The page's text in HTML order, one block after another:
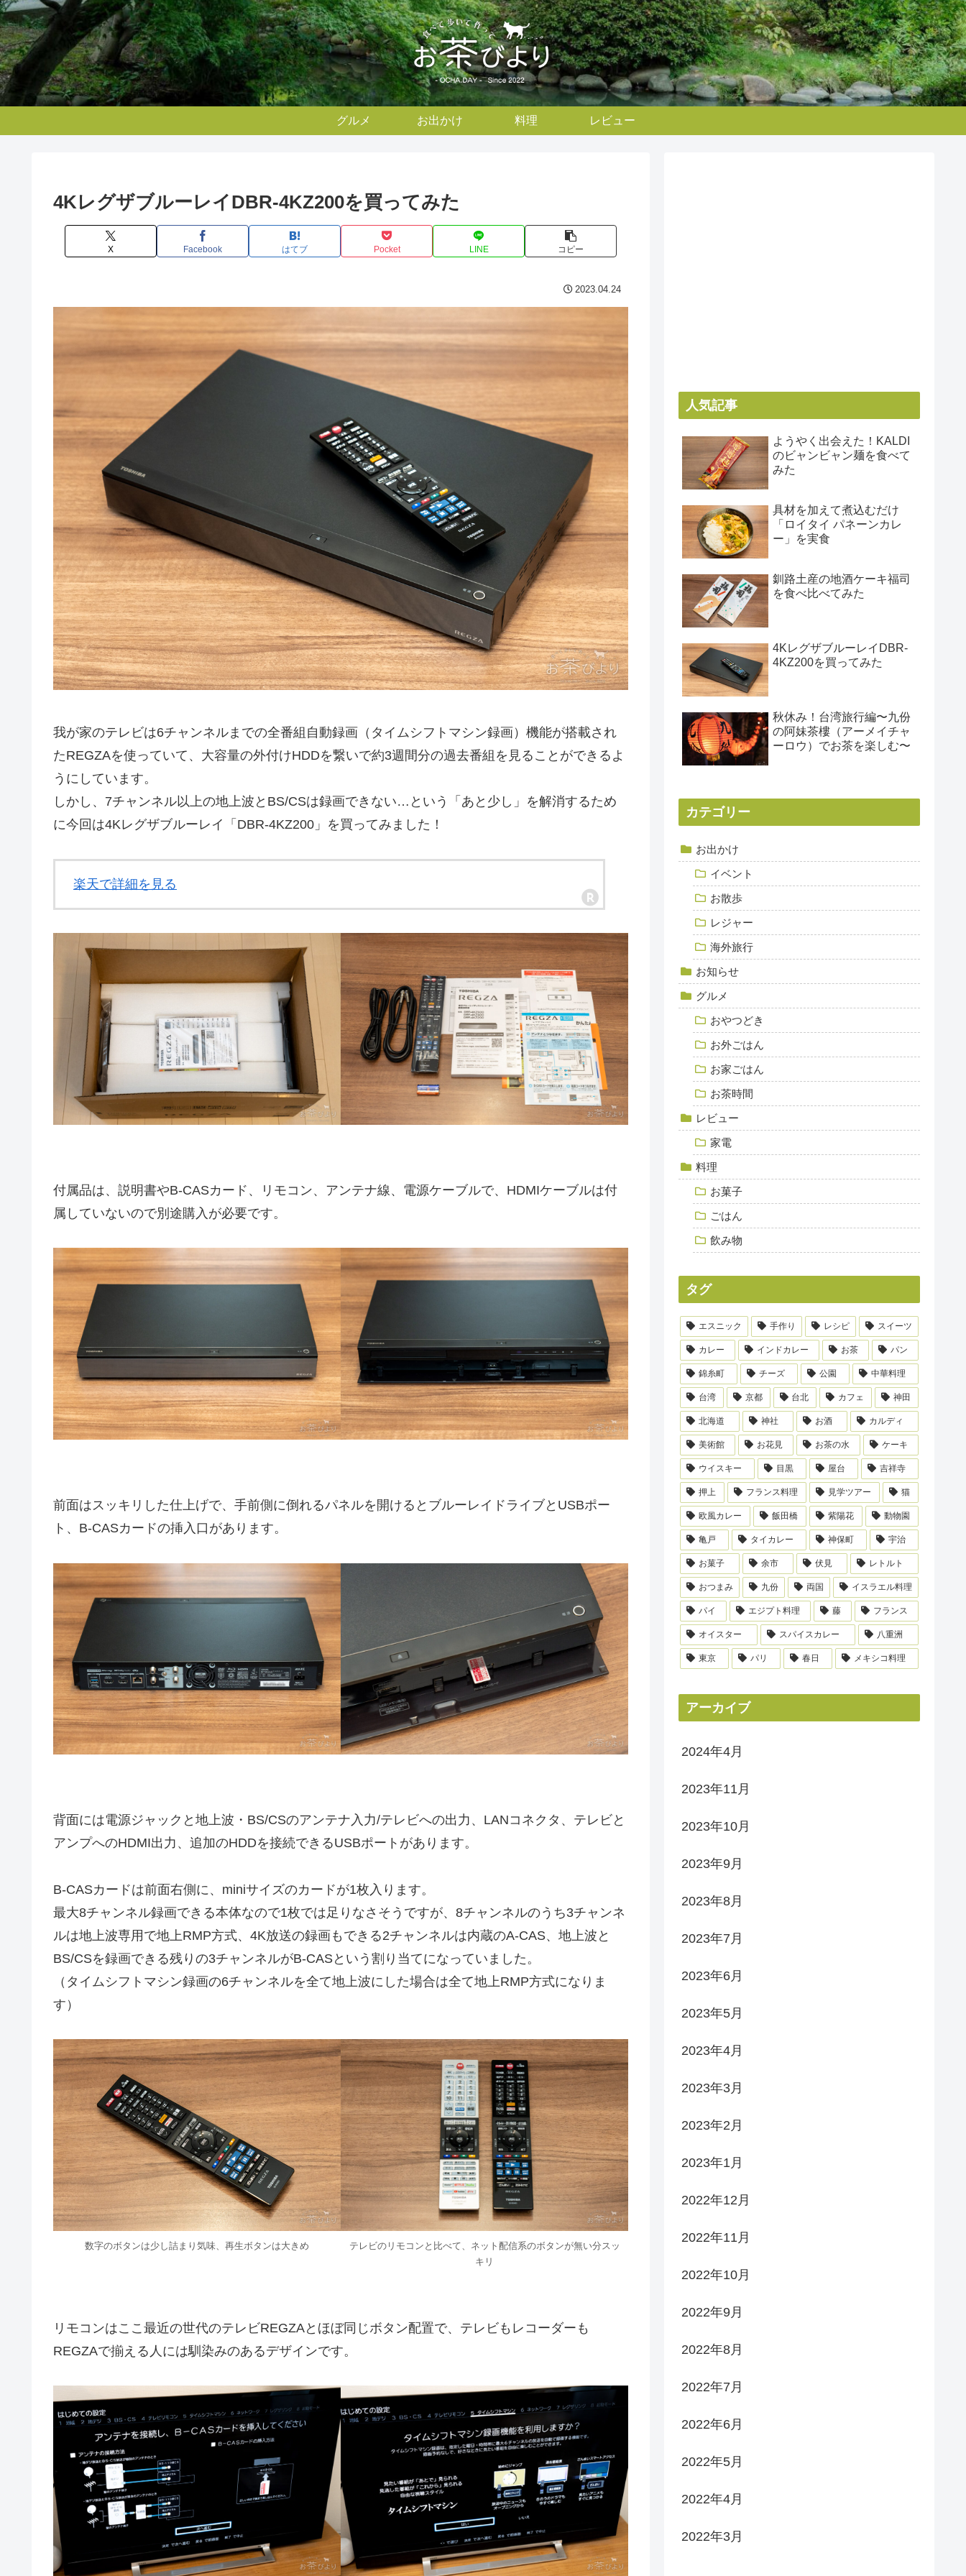
グルメ お出かけ 料理 レビュー
4KレグザブルーレイDBR-4KZ200を買ってみた
X Facebook はてブ Pocket LINE コピー
2023.04.24
我が家のテレビは6チャンネルまでの全番組自動録画（タイムシフトマシン録画）機能が搭載され
たREGZAを使っていて、大容量の外付けHDDを繋いで約3週間分の過去番組を見ることができるよ
うにしています。
しかし、7チャンネル以上の地上波とBS/CSは録画できない…という「あと少し」を解消するため
に今回は4Kレグザブルーレイ「DBR-4KZ200」を買ってみました！
楽天で詳細を見る
付属品は、説明書やB-CASカード、リモコン、アンテナ線、電源ケーブルで、HDMIケーブルは付
属していないので別途購入が必要です。
前面はスッキリした仕上げで、手前側に倒れるパネルを開けるとブルーレイドライブとUSBポー
ト、B-CASカードの挿入口があります。
背面には電源ジャックと地上波・BS/CSのアンテナ入力/テレビへの出力、LANコネクタ、テレビと
アンプへのHDMI出力、追加のHDDを接続できるUSBポートがあります。
B-CASカードは前面右側に、miniサイズのカードが1枚入ります。
最大8チャンネル録画できる本体なので1枚では足りなさそうですが、8チャンネルのうち3チャンネ
ルは地上波専用で地上RMP方式、4K放送の録画もできる2チャンネルは内蔵のA-CAS、地上波と
BS/CSを録画できる残りの3チャンネルがB-CASという割り当てになっていました。
（タイムシフトマシン録画の6チャンネルを全て地上波にした場合は全て地上RMP方式になりま
す）
数字のボタンは少し詰まり気味、再生ボタンは大きめ
テレビのリモコンと比べて、ネット配信系のボタンが無い分スッ
キリ
リモコンはここ最近の世代のテレビREGZAとほぼ同じボタン配置で、テレビもレコーダーも
REGZAで揃える人には馴染みのあるデザインです。
人気記事
ようやく出会えた！KALDI
のビャンビャン麺を食べて
みた
具材を加えて煮込むだけ
「ロイタイ パネーンカレ
ー」を実食
釧路土産の地酒ケーキ福司
を食べ比べてみた
4KレグザブルーレイDBR-
4KZ200を買ってみた
秋休み！台湾旅行編〜九份
の阿妹茶樓（アーメイチャ
ーロウ）でお茶を楽しむ〜
カテゴリー
お出かけ
イベント
お散歩
レジャー
海外旅行
お知らせ
グルメ
おやつどき
お外ごはん
お家ごはん
お茶時間
レビュー
家電
料理
お菓子
ごはん
飲み物
タグ
エスニック 手作り レシピ スイーツ
カレー インドカレー お茶 パン
錦糸町 チーズ 公園 中華料理
台湾 京都 台北 カフェ 神田
北海道 神社 お酒 カルディ
美術館 お花見 お茶の水 ケーキ
ウイスキー 目黒 屋台 吉祥寺
押上 フランス料理 見学ツアー 猫
欧風カレー 飯田橋 紫陽花 動物園
亀戸 タイカレー 神保町 宇治
お菓子 余市 伏見 レトルト
おつまみ 九份 両国 イスラエル料理
パイ エジプト料理 藤 フランス
オイスター スパイスカレー 八重洲
東京 パリ 春日 メキシコ料理
アーカイブ
2024年4月
2023年11月
2023年10月
2023年9月
2023年8月
2023年7月
2023年6月
2023年5月
2023年4月
2023年3月
2023年2月
2023年1月
2022年12月
2022年11月
2022年10月
2022年9月
2022年8月
2022年7月
2022年6月
2022年5月
2022年4月
2022年3月